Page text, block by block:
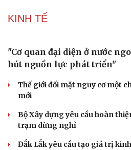
KINH TẾ
"Cơ quan đại diện ở nước
hút nguồn lực phát triển"
Thế giới đối mặt nguy cơ một
mới
Bộ Xây dựng yêu cầu hoàn
trạm dừng nghỉ
Đắk Lắk yêu cầu tạo giá trị